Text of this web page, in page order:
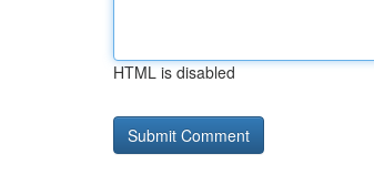
HTML is disabled